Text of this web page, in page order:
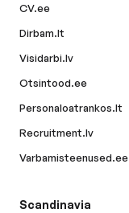
CV.ee
Dirbam.lt
Visidarbi.lv
Otsintood.ee
Personaloatrankos.lt
Recruitment.lv
Varbamisteenused.ee
Scandinavia